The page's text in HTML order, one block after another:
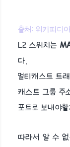
출처: 위키피디
L2 스위치는
다.
멀티캐스트 트
캐스트 그룹 주
포트로 보내야
따라서 알 수